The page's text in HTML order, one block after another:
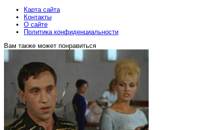
Карта сайта
Контакты
О сайте
Политика конфиденциальности
Вам также может понравиться